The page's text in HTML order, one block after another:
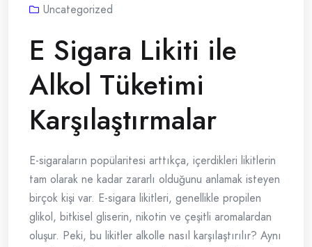
Uncategorized
E Sigara Likiti ile
Alkol Tüketimi
Karşılaştırmalar
E-sigaraların popülaritesi arttıkça, içerdikleri likitlerin
tam olarak ne kadar zararlı olduğunu anlamak isteyen
birçok kişi var. E-sigara likitleri, genellikle propilen
glikol, bitkisel gliserin, nikotin ve çeşitli aromalardan
oluşur. Peki, bu likitler alkolle nasıl karşılaştırılır? Aynı